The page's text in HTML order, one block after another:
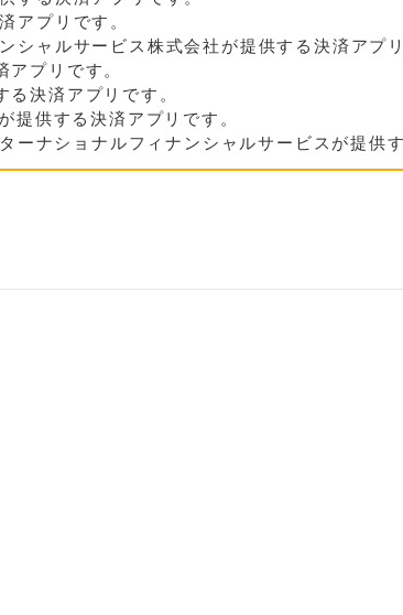
アプリです。
シャルサービス株式会社が提供する決済アプ
プリです。
決済アプリです。
提供する決済アプリです。
ーナショナルフィナンシャルサービスが提供